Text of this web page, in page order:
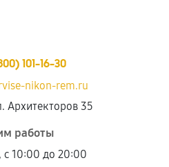
101-16-30
nikon-rem.ru
Архитекторов 35
работы
с 10:00 до 20:00